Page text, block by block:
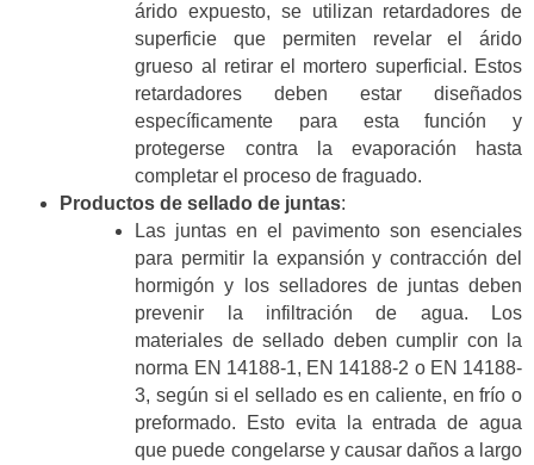
árido expuesto, se utilizan retardadores de
superficie que permiten revelar el árido
grueso al retirar el mortero superficial. Estos
retardadores deben estar diseñados
específicamente para esta función y
protegerse contra la evaporación hasta
completar el proceso de fraguado.
Productos de sellado de juntas:
Las juntas en el pavimento son esenciales
para permitir la expansión y contracción del
hormigón y los selladores de juntas deben
prevenir la infiltración de agua. Los
materiales de sellado deben cumplir con la
norma EN 14188-1, EN 14188-2 o EN 14188-
3, según si el sellado es en caliente, en frío o
preformado. Esto evita la entrada de agua
que puede congelarse y causar daños a largo